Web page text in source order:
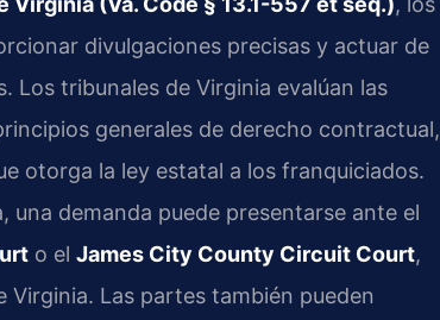
divulgaciones precisas y actuar de
Los tribunales de Virginia evalúan las
generales de derecho contractual,
otorga la ley estatal a los franquiciados.
demanda puede presentarse ante el
o el James City County Circuit Court,
Las partes también pueden